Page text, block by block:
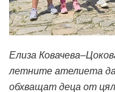
Елиза
летните ателиета да
обхващат деца от